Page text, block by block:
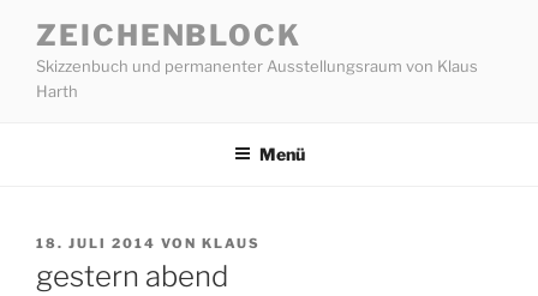
Inhalt
springen
ZEICHENBLOCK
Skizzenbuch und permanenter Ausstellungsraum von Klaus
Harth
Menü
VERÖFFENTLICHT
18. JULI 2014 VON KLAUS
gestern abend